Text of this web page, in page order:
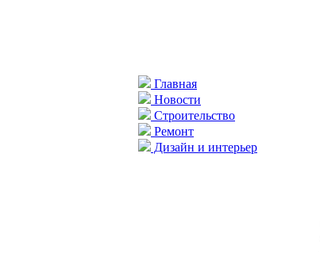
Главная
Новости
Строительство
Ремонт
Дизайн и интерьер